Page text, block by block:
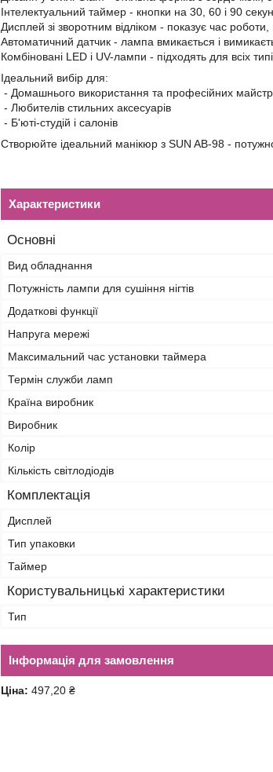
Інтелектуальний таймер - кнопки на 30, 60 і 90
Дисплей зі зворотним відліком - показує час
Автоматичний датчик - лампа вмикається і
Комбіновані LED і UV-лампи - підходять для всіх
Ідеальний вибір для:
- Домашнього використання та професійних
- Любителів стильних аксесуарів
- Б'юті-студій і салонів
Створюйте ідеальний манікюр з SUN AB-98 -
Характеристики
Основні
Вид обладнання
Потужність лампи для сушіння нігтів
Додаткові функції
Напруга мережі
Максимальний час установки таймера
Термін служби ламп
Країна виробник
Виробник
Колір
Кількість світлодіодів
Комплектація
Дисплей
Тип упаковки
Таймер
Користувальницькі характеристики
Тип
Інформація для замовлення
Ціна: 497,20 ₴